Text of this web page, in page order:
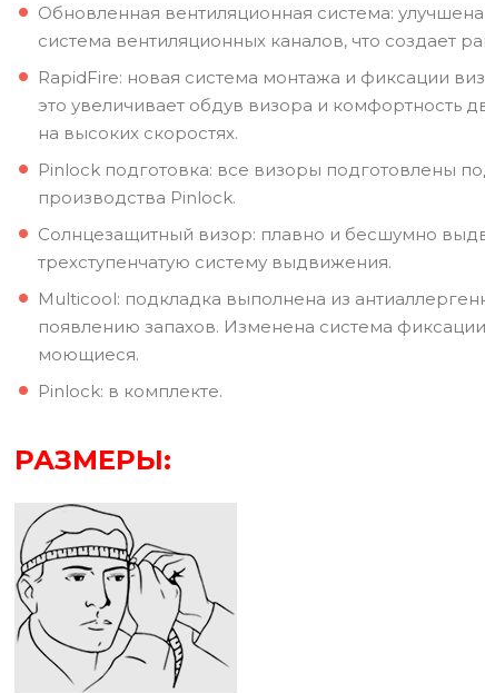
Обновленная вентиляционная система:
система вентиляционных каналов, что создает
RapidFire: новая система монтажа и фиксации
это увеличивает обдув визора и комфортность
на высоких скоростях.
Pinlock подготовка: все визоры подготовлены
производства Pinlock.
Солнцезащитный визор: плавно и бесшумно
трехступенчатую систему выдвижения.
Multicool: подкладка выполнена из
появлению запахов. Изменена система
моющиеся.
Pinlock: в комплекте.
РАЗМЕРЫ: